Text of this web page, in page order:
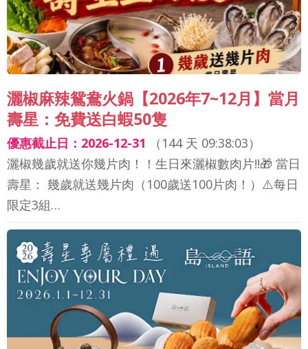
灑椒麻辣鴛鴦火鍋【2026年7~12月】當月
壽星：免費送白蝦50隻
優惠截止日：2026-12-31 （ 144 天 09:38:01）
灑椒幾歲就送你幾片肉！！生日來灑椒數肉片!!🎁 當日
壽星： 幾歲就送幾片肉（100歲送100片肉！）⚠️每日
限定3組…